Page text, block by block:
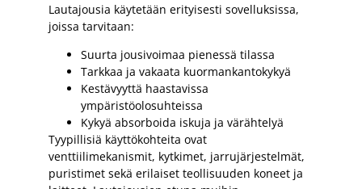
Lautajousia käytetään erityisesti sovelluksissa,
joissa tarvitaan:
Suurta jousivoimaa pienessä tilassa
Tarkkaa ja vakaata kuormankantokykyä
Kestävyyttä haastavissa
ympäristöolosuhteissa
Kykyä absorboida iskuja ja värähtelyä
Tyypillisiä käyttökohteita ovat
venttiilimekanismit, kytkimet, jarrujärjestelmät,
puristimet sekä erilaiset teollisuuden koneet ja